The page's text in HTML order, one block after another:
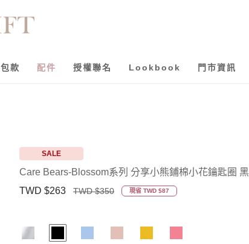
包款 配件 授權聯名 Lookbook 門市資訊
SALE
Care Bears-Blossom系列 分享小熊鋪棉小花鑰匙圈 黑
TWD $263
TWD $350 現省 TWD $87